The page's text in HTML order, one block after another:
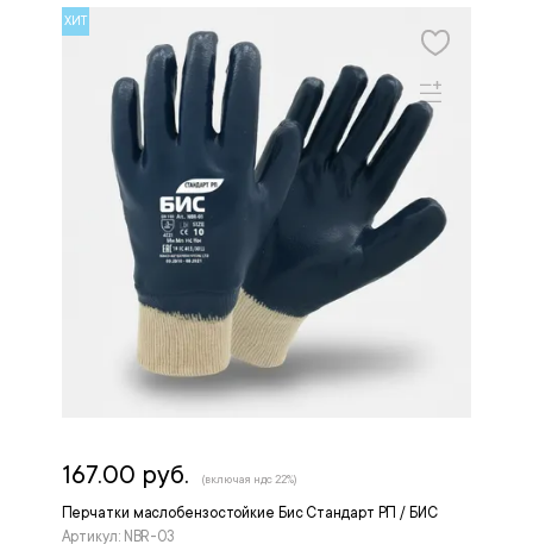
ХИТ
Перчатки маслобензостойкие Бис Стандарт РП / БИС
Артикул: NBR-03
167.00 руб. (включая ндс 22%)